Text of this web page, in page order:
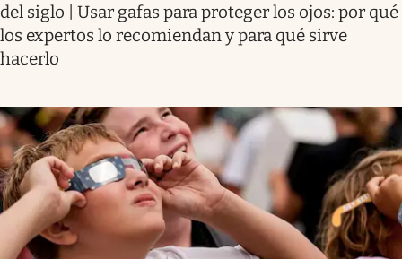
del siglo | Usar gafas para proteger los ojos: por qué
los expertos lo recomiendan y para qué sirve
hacerlo